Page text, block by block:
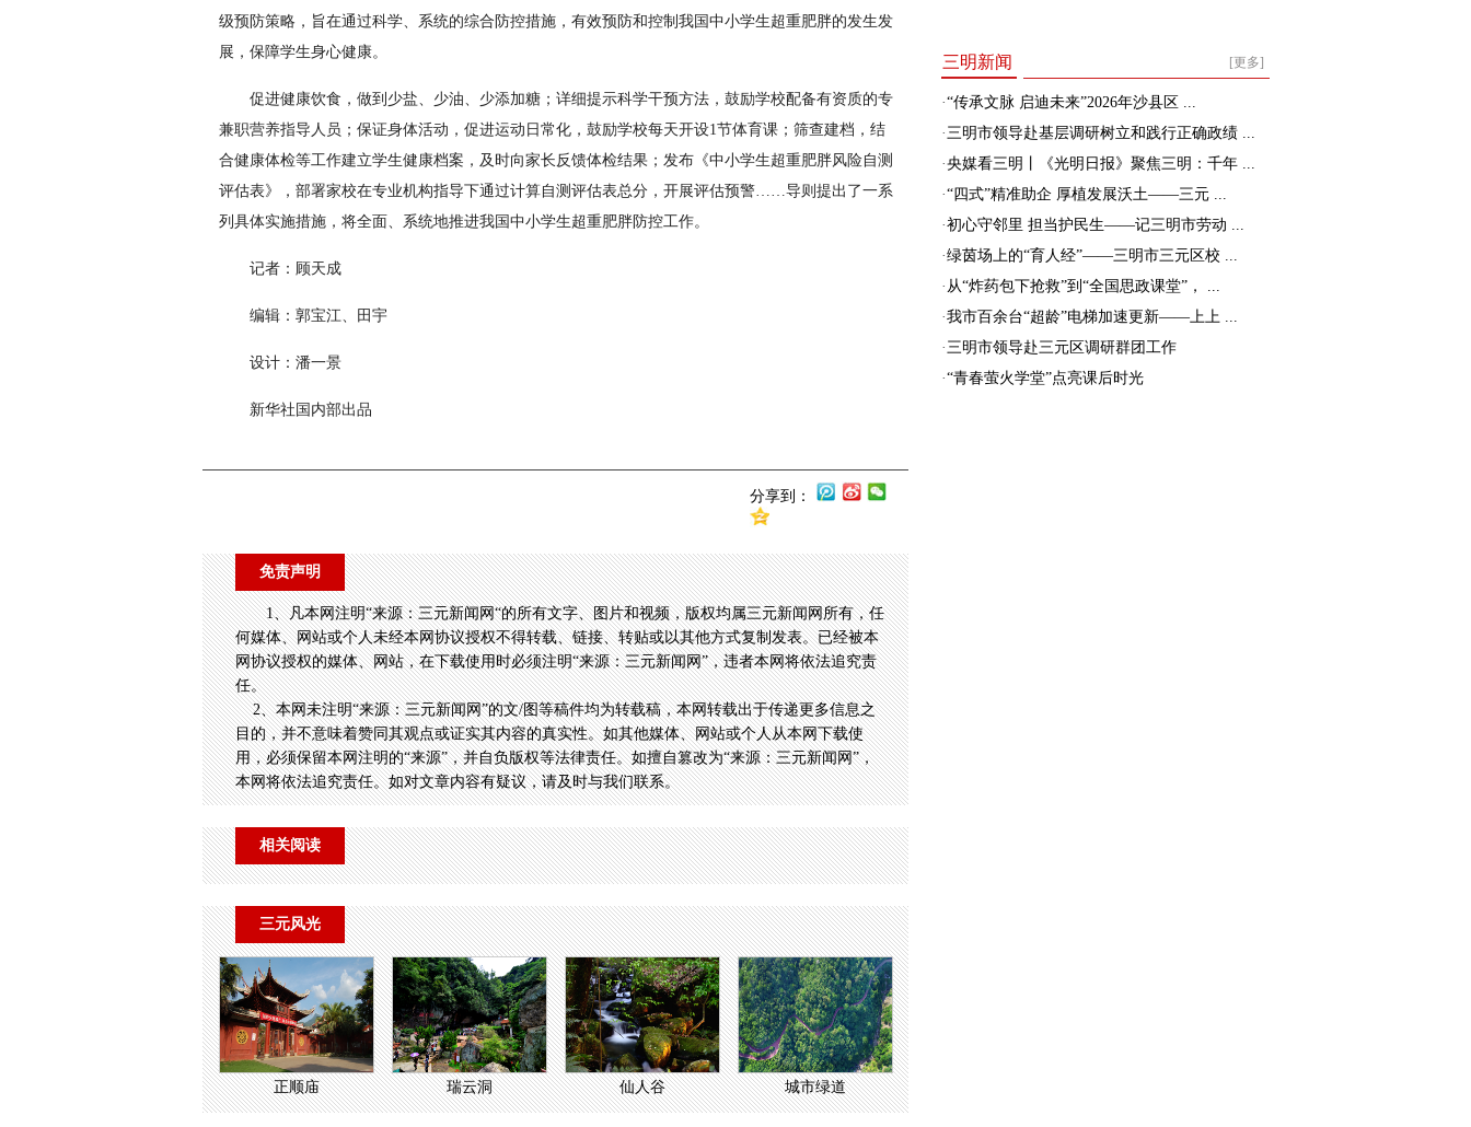
级预防策略，旨在通过科学、系统的综合防控措施，有效预防和控制我国中小学生超重肥胖的发生发
展，保障学生身心健康。
促进健康饮食，做到少盐、少油、少添加糖；详细提示科学干预方法，鼓励学校配备有资质的专
兼职营养指导人员；保证身体活动，促进运动日常化，鼓励学校每天开设1节体育课；筛查建档，结
合健康体检等工作建立学生健康档案，及时向家长反馈体检结果；发布《中小学生超重肥胖风险自测
评估表》，部署家校在专业机构指导下通过计算自测评估表总分，开展评估预警……导则提出了一系
列具体实施措施，将全面、系统地推进我国中小学生超重肥胖防控工作。
记者：顾天成
编辑：郭宝江、田宇
设计：潘一景
新华社国内部出品
分享到：
免责声明
1、凡本网注明“来源：三元新闻网“的所有文字、图片和视频，版权均属三元新闻网所有，任
何媒体、网站或个人未经本网协议授权不得转载、链接、转贴或以其他方式复制发表。已经被本
网协议授权的媒体、网站，在下载使用时必须注明“来源：三元新闻网”，违者本网将依法追究责
任。
2、本网未注明“来源：三元新闻网”的文/图等稿件均为转载稿，本网转载出于传递更多信息之
目的，并不意味着赞同其观点或证实其内容的真实性。如其他媒体、网站或个人从本网下载使
用，必须保留本网注明的“来源”，并自负版权等法律责任。如擅自篡改为“来源：三元新闻网”，
本网将依法追究责任。如对文章内容有疑议，请及时与我们联系。
相关阅读
三元风光
正顺庙 瑞云洞 仙人谷 城市绿道
[更多]
三明新闻
·“传承文脉 启迪未来”2026年沙县区 ...
·三明市领导赴基层调研树立和践行正确政绩 ...
·央媒看三明丨《光明日报》聚焦三明：千年 ...
·“四式”精准助企 厚植发展沃土——三元 ...
·初心守邻里 担当护民生——记三明市劳动 ...
·绿茵场上的“育人经”——三明市三元区校 ...
· 从“炸药包下抢救”到“全国思政课堂”， ...
·我市百余台“超龄”电梯加速更新——上上 ...
·三明市领导赴三元区调研群团工作
·“青春萤火学堂”点亮课后时光